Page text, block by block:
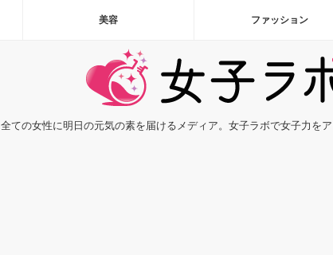
美容 ファッション
全ての女性に明日の元気の素を届けるメディア。女子ラボで女子力を